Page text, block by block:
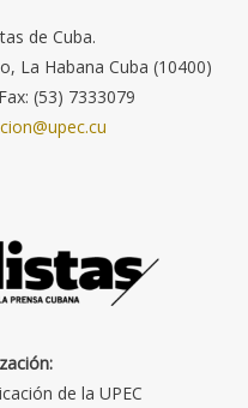
de Cuba.
La Habana Cuba (10400)
(53) 7333079
de la UPEC